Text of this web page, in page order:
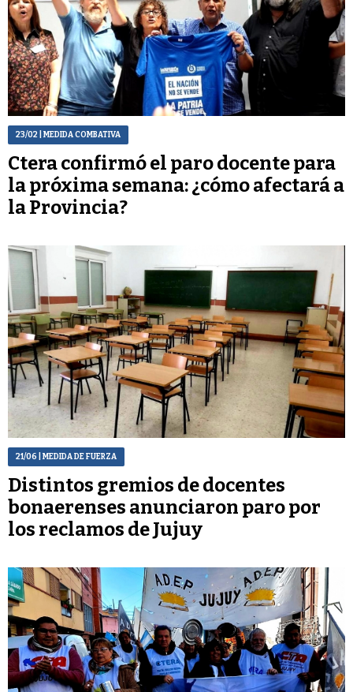
23/02 | MEDIDA COMBATIVA
Ctera confirmó el paro docente para
la próxima semana: ¿cómo afectará a
la Provincia?
21/06 | MEDIDA DE FUERZA
Distintos gremios de docentes
bonaerenses anunciaron paro por
los reclamos de Jujuy